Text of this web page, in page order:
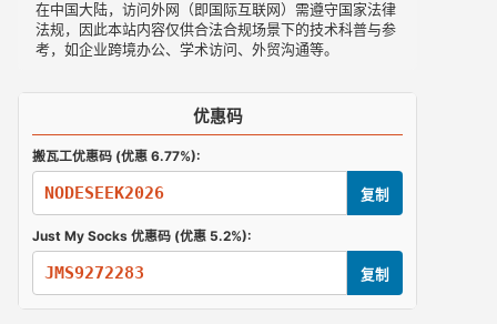
在中国大陆，访问外网（即国际互联网）需遵守国家法律
法规，因此本站内容仅供合法合规场景下的技术科普与参
考，如企业跨境办公、学术访问、外贸沟通等。
优惠码
搬瓦工优惠码 (优惠 6.77%):
NODESEEK2026 复制
Just My Socks 优惠码 (优惠 5.2%):
JMS9272283 复制